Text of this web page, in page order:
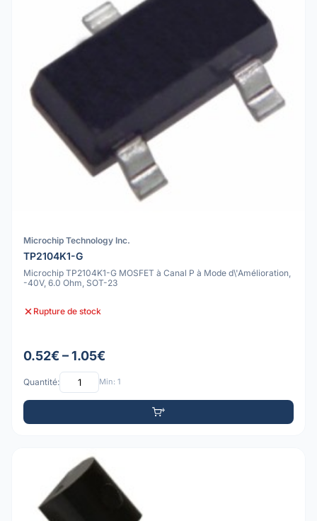
Microchip Technology Inc.
TP2104K1-G
Microchip TP2104K1-G MOSFET à Canal P à Mode d\'Amélioration,
-40V, 6.0 Ohm, SOT-23
Rupture de stock
0.52€ – 1.05€
Quantité: Min: 1